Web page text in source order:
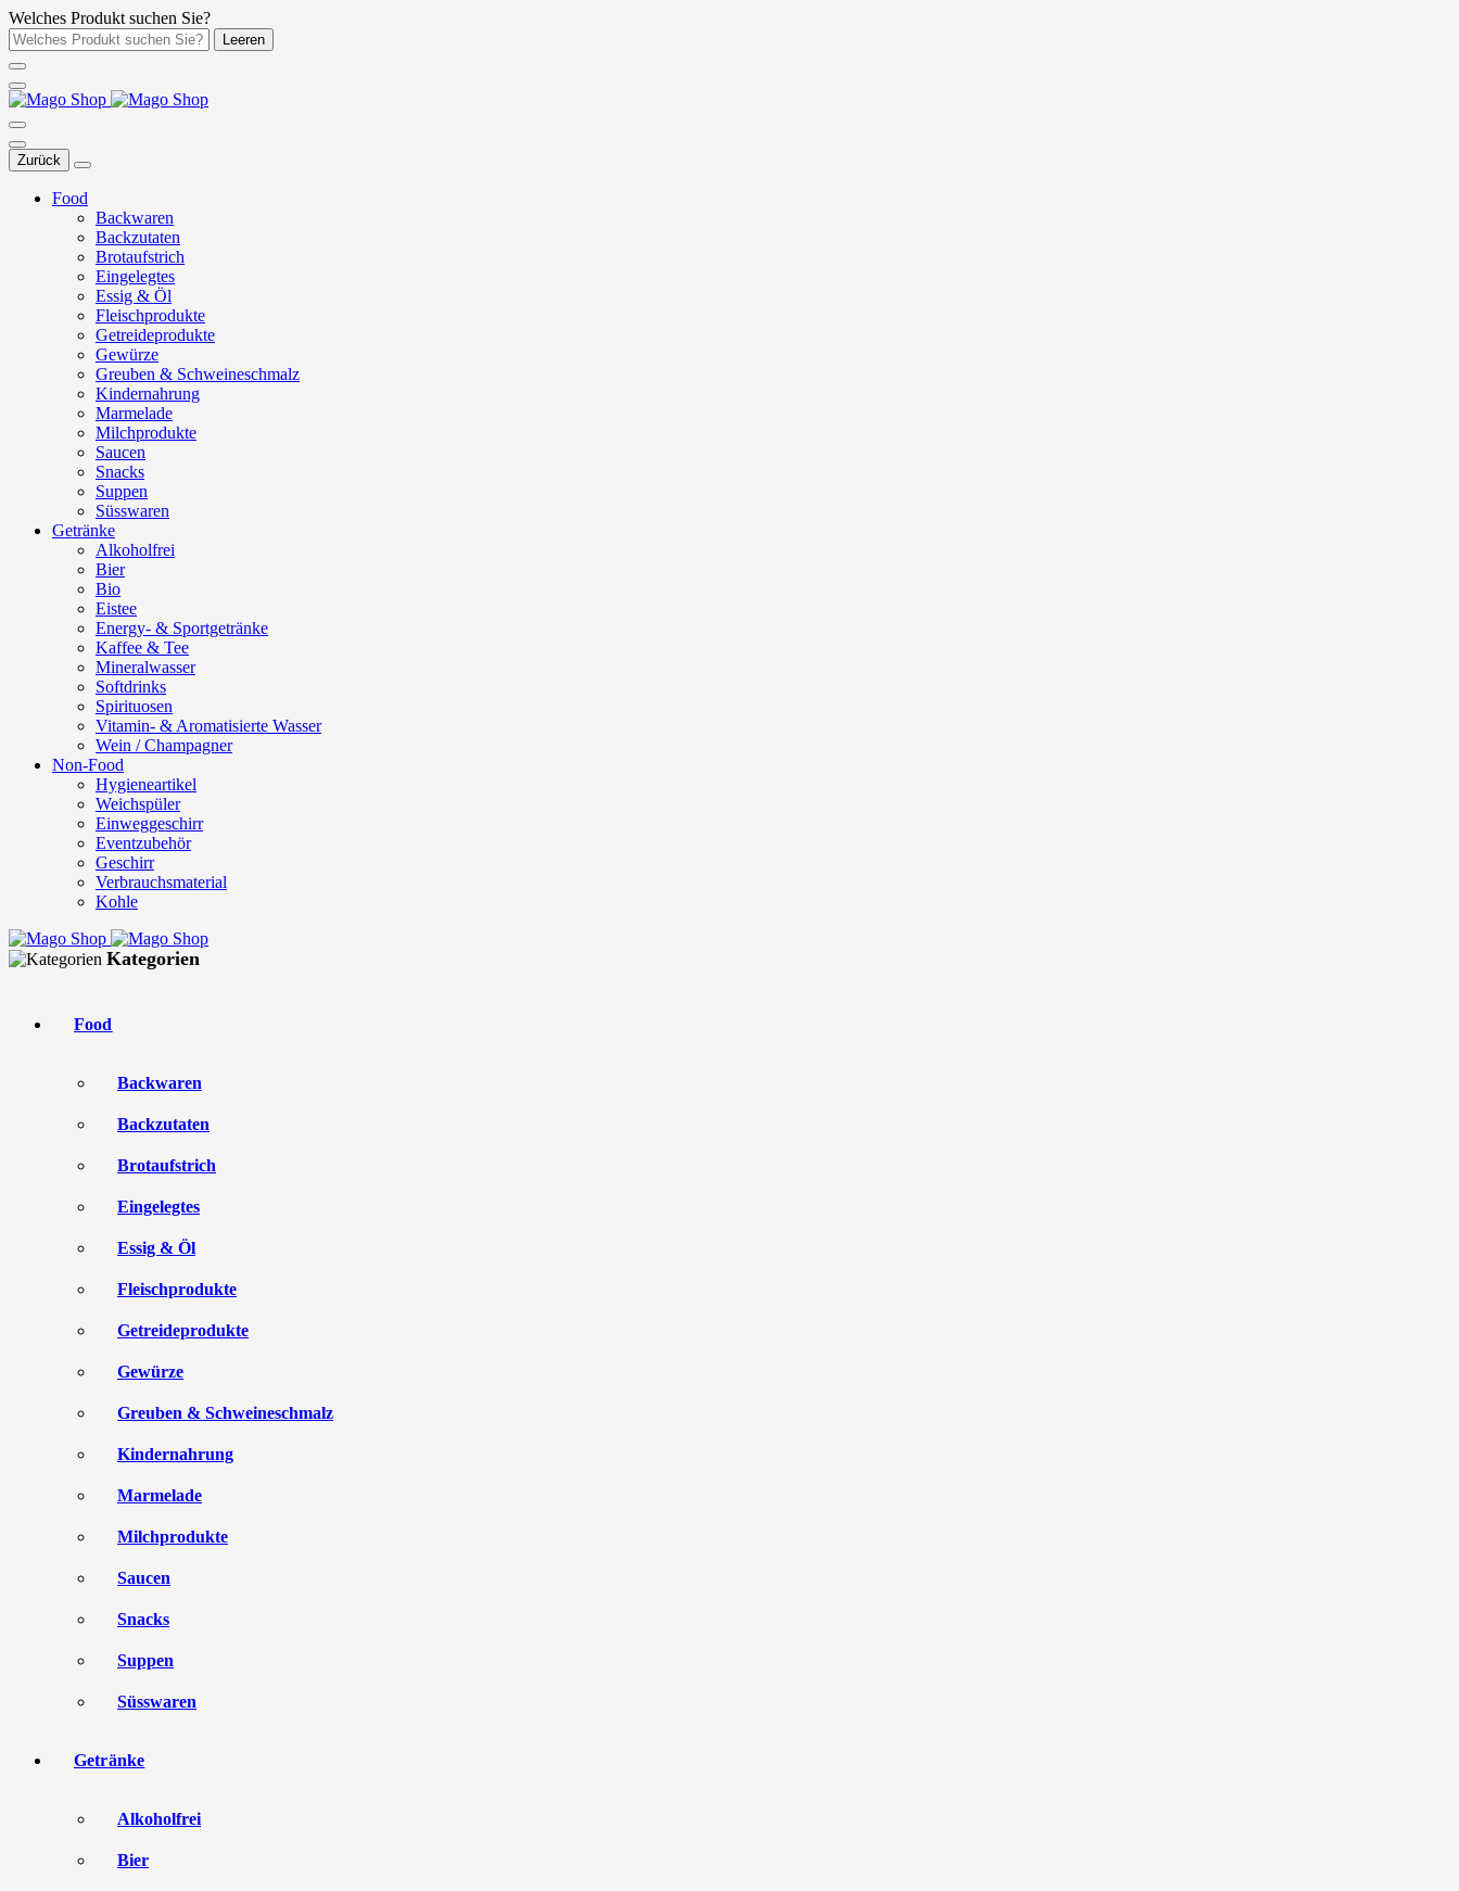
Welches Produkt suchen Sie?
Leeren
Zurück
Food
Backwaren
Backzutaten
Brotaufstrich
Eingelegtes
Essig & Öl
Fleischprodukte
Getreideprodukte
Gewürze
Greuben & Schweineschmalz
Kindernahrung
Marmelade
Milchprodukte
Saucen
Snacks
Suppen
Süsswaren
Getränke
Alkoholfrei
Bier
Bio
Eistee
Energy- & Sportgetränke
Kaffee & Tee
Mineralwasser
Softdrinks
Spirituosen
Vitamin- & Aromatisierte Wasser
Wein / Champagner
Non-Food
Hygieneartikel
Weichspüler
Einweggeschirr
Eventzubehör
Geschirr
Verbrauchsmaterial
Kohle
Kategorien
Food
Backwaren
Backzutaten
Brotaufstrich
Eingelegtes
Essig & Öl
Fleischprodukte
Getreideprodukte
Gewürze
Greuben & Schweineschmalz
Kindernahrung
Marmelade
Milchprodukte
Saucen
Snacks
Suppen
Süsswaren
Getränke
Alkoholfrei
Bier